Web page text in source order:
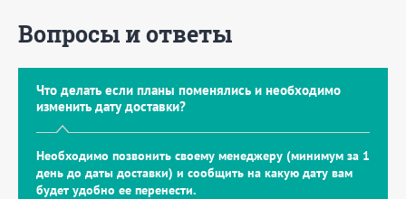
Вопросы и ответы
Что делать если планы поменялись и необходимо
изменить дату доставки?
Необходимо позвонить своему менеджеру (минимум за 1
день до даты доставки) и сообщить на какую дату вам
будет удобно ее перенести.